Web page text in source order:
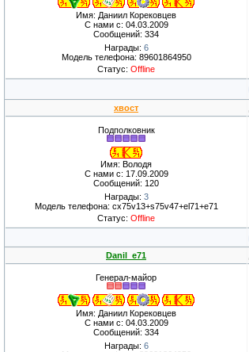
Имя: Даниил Корековцев
С нами с: 04.03.2009
Сообщений: 334
Награды: 6
Модель телефона: 89601864950
Статус: Offline
хвост
Подполковник
Имя: Володя
С нами с: 17.09.2009
Сообщений: 120
Награды: 3
Модель телефона: cx75v13+s75v47+el71+e71
Статус: Offline
Danil_e71
Генерал-майор
Имя: Даниил Корековцев
С нами с: 04.03.2009
Сообщений: 334
Награды: 6